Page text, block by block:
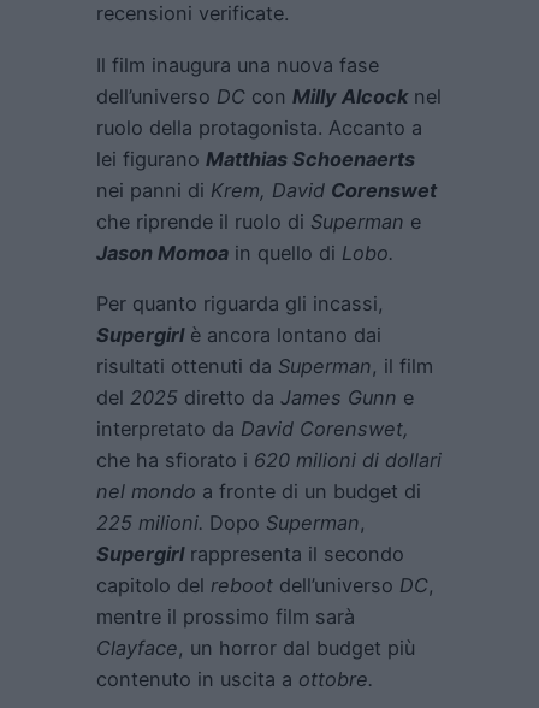
recensioni verificate.
Il film inaugura una nuova fase
dell’universo DC con Milly Alcocknel
ruolo della protagonista. Accanto a
lei figurano Matthias Schoenaerts
nei panni di Krem, David Corenswet
che riprende il ruolo di Superman e
Jason Momoa in quello di Lobo.
Per quanto riguarda gli incassi,
Supergirlè ancora lontano dai
risultati ottenuti da Superman, il film
del 2025 diretto da James Gunn e
interpretato da David Corenswet,
che ha sfiorato i 620 milioni di dollari
nel mondo a fronte di un budget di
225 milioni. Dopo Superman,
Supergirlrappresenta il secondo
capitolo del reboot dell’universo DC,
mentre il prossimo film sarà
Clayface, un horror dal budget più
contenuto in uscita a ottobre.